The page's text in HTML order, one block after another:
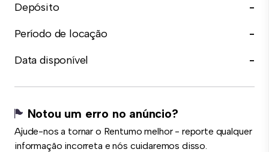
Depósito
-
Período de locação
-
Data disponível
-
Notou um erro no anúncio?
Ajude-nos a tornar o Rentumo melhor - reporte qualquer
informação incorreta e nós cuidaremos disso.